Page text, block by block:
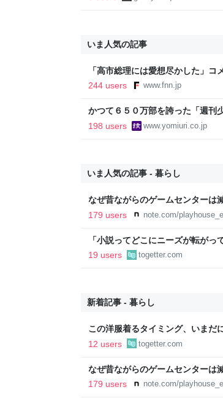
いま人気の記事
「高市総理には愛想尽かした」
以下に…肥料代や燃料代は高騰「
244 users www.fnn.jp
かつて６５０万部を誇った「週刊
割れ…国内の紙雑誌で「１００万
198 users www.yomiuri.co.jp
いま人気の記事 - 暮らし
なぜ昔ながらのゲームセンターは
179 users
note.com/
「小説ってどこにニーズが転が
結婚』のド直球ざまあ系シンデレ
事実に考え込む
19 users togetter.com
新着記事 - 暮らし
この洋服着るタイミング、いま
適」「これで…授業参観に出ました
12 users togetter.com
なぜ昔ながらのゲームセンターは
179 users
note.com/